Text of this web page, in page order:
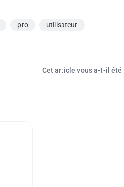
pro utilisateur
Cet article vous a-t-il été